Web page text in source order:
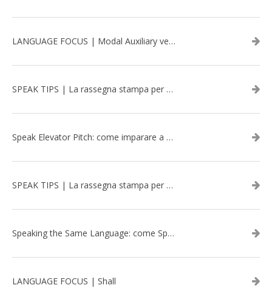
LANGUAGE FOCUS | Modal Auxiliary verbs in the past
SPEAK TIPS | La rassegna stampa per migliorare l’inglese - marzo 2026
Speak Elevator Pitch: come imparare a gestire una presentazione in inglese
SPEAK TIPS | La rassegna stampa per migliorare l’inglese - febbraio 2026
Speaking the Same Language: come Speak aiuta a rafforzare i team attraverso il Team Building in inglese
LANGUAGE FOCUS | Shall